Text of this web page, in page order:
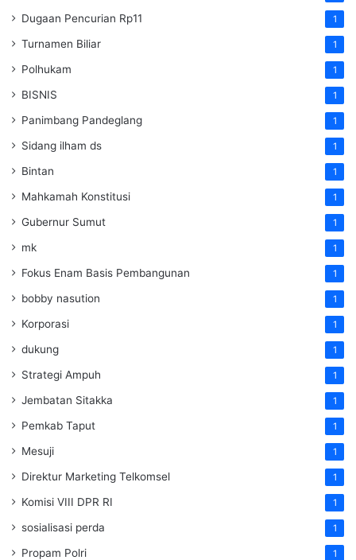
Dugaan Pencurian Rp11 1
Turnamen Biliar 1
Polhukam 1
BISNIS 1
Panimbang Pandeglang 1
Sidang ilham ds 1
Bintan 1
Mahkamah Konstitusi 1
Gubernur Sumut 1
mk 1
Fokus Enam Basis Pembangunan 1
bobby nasution 1
Korporasi 1
dukung 1
Strategi Ampuh 1
Jembatan Sitakka 1
Pemkab Taput 1
Mesuji 1
Direktur Marketing Telkomsel 1
Komisi VIII DPR RI 1
sosialisasi perda 1
Propam Polri 1